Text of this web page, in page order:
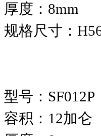
厚度：
规格尺寸：
型号：
容积：